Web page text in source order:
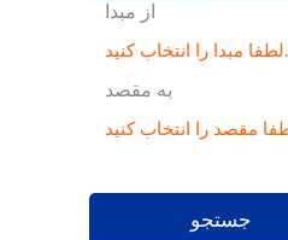
از مبدا
لطفا مبدا را انتخاب کنید.
به مقصد
جستجو